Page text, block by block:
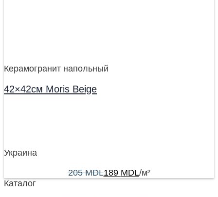
Керамогранит напольный
42×42см Moris Beige
Украина
205MDL189 MDL/м²
Каталог